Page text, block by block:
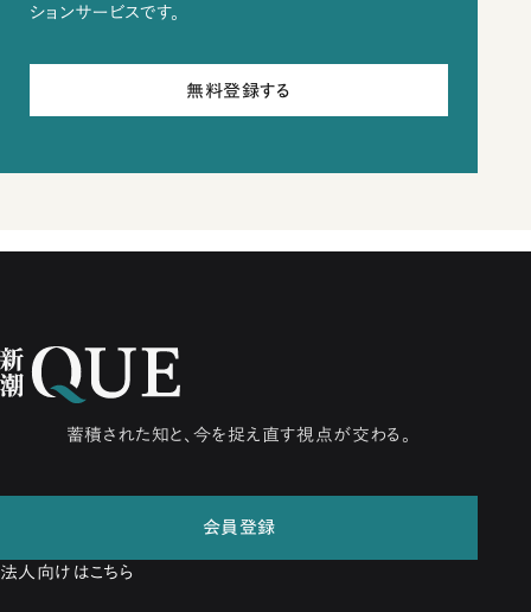
ションサービスです。
無料登録する
蓄積された知と、今を捉え直す視点が交わる。
会員登録
法人向けはこちら